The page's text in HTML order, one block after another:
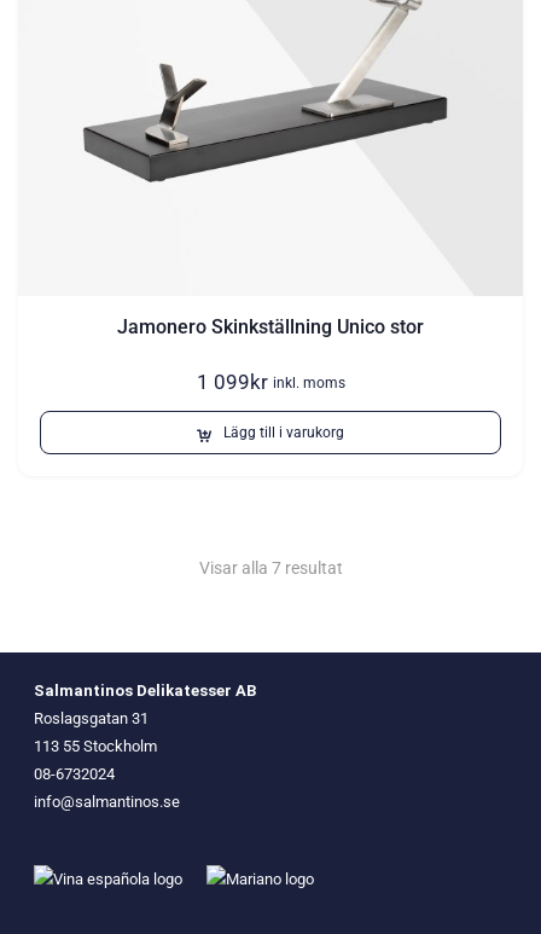
Jamonero Skinkställning Unico stor
1 099kr inkl. moms
Lägg till i varukorg
Visar alla 7 resultat
Salmantinos Delikatesser AB
Roslagsgatan 31
113 55 Stockholm
08-6732024
info@salmantinos.se